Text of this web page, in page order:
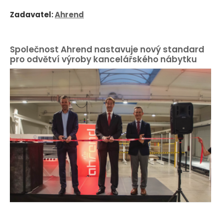
Zadavatel:Ahrend
Společnost Ahrend nastavuje nový standard
pro odvětví výroby kancelářského nábytku